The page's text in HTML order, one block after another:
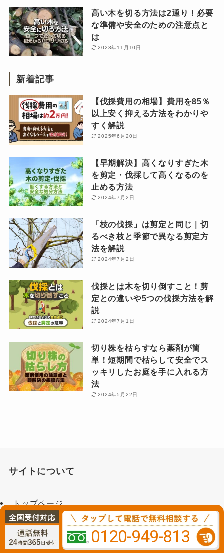
高い木を切る方法は2通り！必要
な準備や安全のための注意点と
は
2023年11月10日
新着記事
【伐採費用の相場】費用を85％
以上安く抑える方法をわかりや
すく解説
2025年6月20日
【早期解決】高くなりすぎた木
を剪定・伐採して高くなるのを
止める方法
2024年7月2日
「枝の伐採」は剪定と同じ｜切
るべき枝と季節で異なる剪定方
法を解説
2024年7月2日
伐採とは木を切り倒すこと！剪
定との違いや5つの伐採方法を解
説
2024年7月1日
切り株を枯らすなら薬剤が簡
単！短期間で枯らして安全でス
ッキリしたお庭を手に入れる方
法
2024年5月22日
0120-949-813
サイトについて
トップページ
料金のご案内
記事一覧